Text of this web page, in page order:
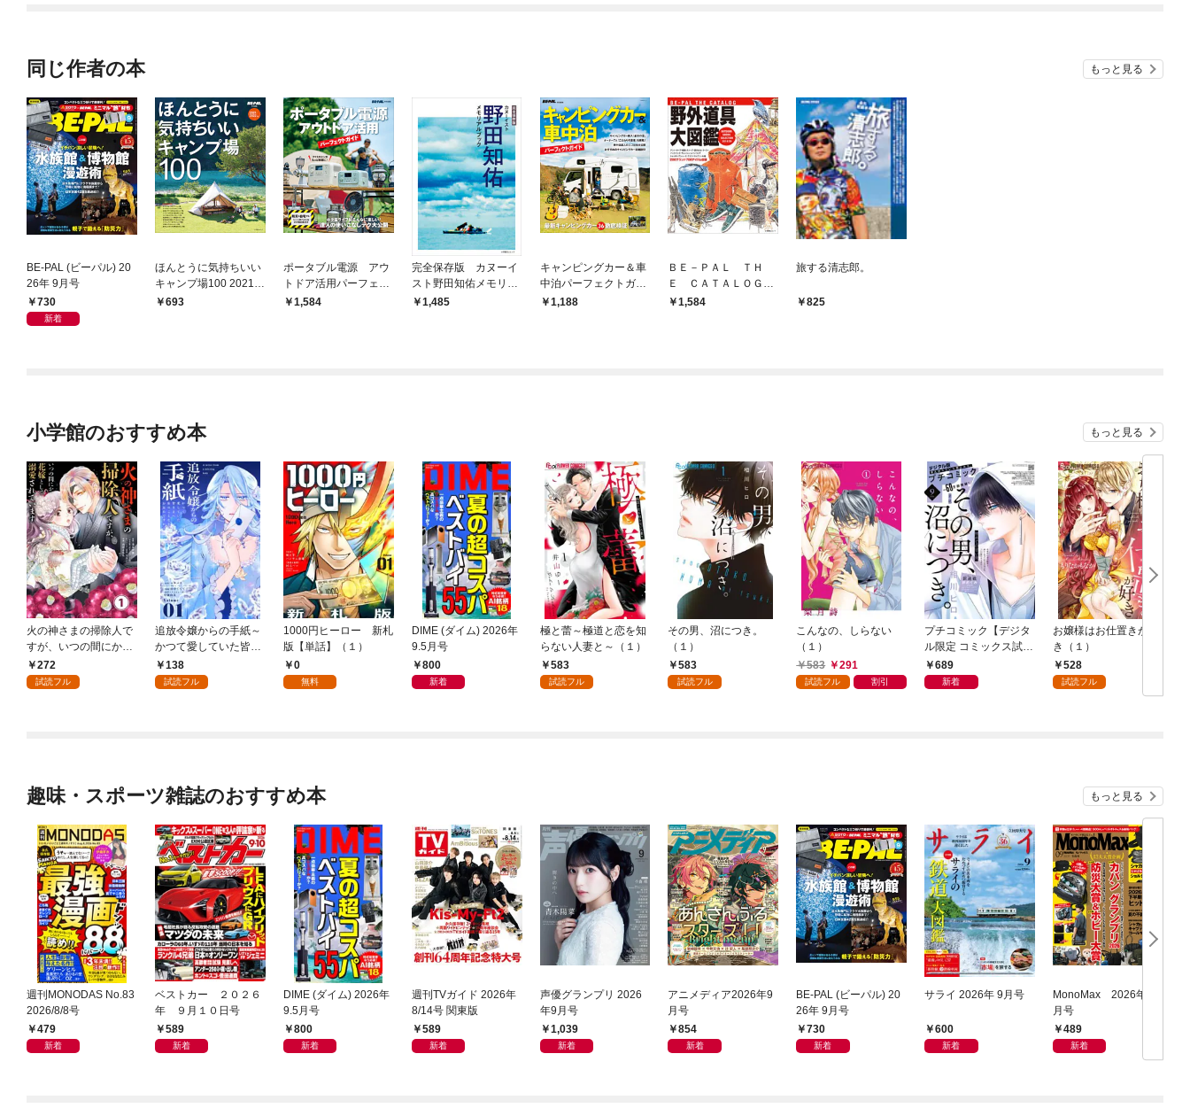
同じ作者の本 もっと見る
BE-PAL (ビーパル) 20
26年 9月号
730
新着
ほんとうに気持ちいい
キャンプ場100 2021/2
022年版
693
ポータブル電源 アウ
トドア活用パーフェク
トガイド
1,584
完全保存版 カヌーイ
スト野田知佑メモリア
ルブック
1,485
キャンピングカー＆車
中泊パーフェクトガイ
ド ～BE-PAL特別編
1,188
ＢＥ－ＰＡＬ ＴＨ
Ｅ ＣＡＴＡＬＯＧ
野外道具大図鑑 ２０
1,584
旅する清志郎。
825
小学館のおすすめ本 もっと見る
火の神さまの掃除人で
すが、いつの間にか花
嫁として溺愛されてい
ます【単話】（１）
272
試読フル
追放令嬢からの手紙～
かつて愛していた皆さ
まへ 私のことなどお忘
れですか？～【単話】
138
試読フル
1000円ヒーロー 新札
版【単話】（１）
0
無料
DIME (ダイム) 2026年
9.5月号
800
新着
極と蕾～極道と恋を知
らない人妻と～（１）
583
試読フル
その男、沼につき。
（１）
583
試読フル
こんなの、しらない
（１）
583
291
試読フル 割引
プチコミック【デジタ
ル限定 コミックス試し
読み特典付き】 2026
年9月号（2026年8月7
689
新着
お嬢様はお仕置きが好
き（１）
528
試読フル
趣味・スポーツ雑誌のおすすめ本 もっと見る
週刊MONODAS No.83
2026/8/8号
479
新着
ベストカー ２０２６
年 ９月１０日号
589
新着
DIME (ダイム) 2026年
9.5月号
800
新着
週刊TVガイド 2026年
8/14号 関東版
589
新着
声優グランプリ 2026
年9月号
1,039
新着
アニメディア2026年9
月号
854
新着
BE-PAL (ビーパル) 20
26年 9月号
730
新着
サライ 2026年 9月号
600
新着
MonoMax 2026年9
月号
489
新着